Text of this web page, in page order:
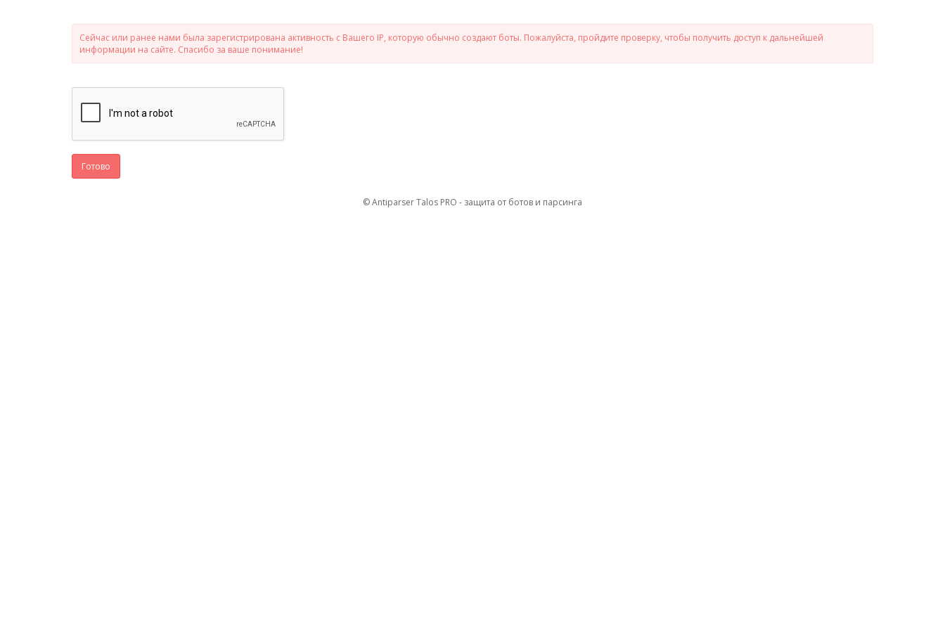
Сейчас или ранее нами была зарегистрирована активность с Вашего IP, которую обычно создают боты. Пожалуйста, пройдите проверку, чтобы получить доступ к дальнейшей
информации на сайте. Спасибо за ваше понимание!
Готово
© Antiparser Talos PRO - защита от ботов и парсинга